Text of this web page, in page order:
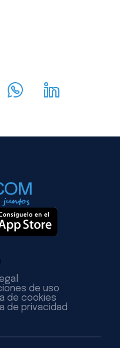
de uso
de cookies
de privacidad